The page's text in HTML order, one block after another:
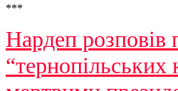
***
Нардеп розповів
“тернопільських